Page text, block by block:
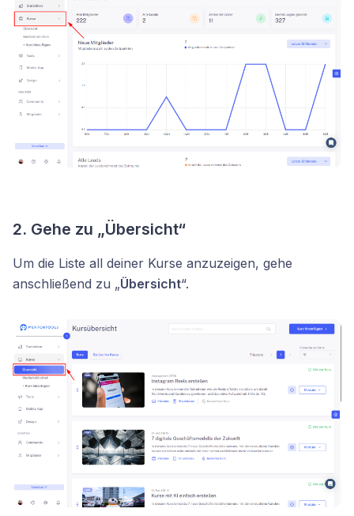
2. Gehe zu „Übersicht“
Um die Liste all deiner Kurse anzuzeigen, gehe
anschließend zu „Übersicht“.